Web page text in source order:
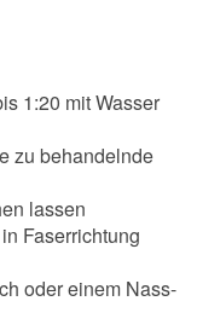
1:20 mit Wasser
zu behandelnde
lassen
Faserrichtung
oder einem Nass-